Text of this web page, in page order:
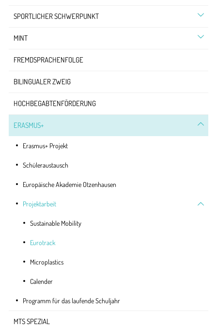
SPORTLICHER SCHWERPUNKT
MINT
FREMDSPRACHENFOLGE
BILINGUALER ZWEIG
HOCHBEGABTENFÖRDERUNG
ERASMUS+
Erasmus+ Projekt
Schüleraustausch
Europäische Akademie Otzenhausen
Projektarbeit
Sustainable Mobility
Eurotrack
Microplastics
Calender
Programm für das laufende Schuljahr
MTS SPEZIAL